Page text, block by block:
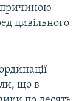
причиною
цивільного
що в